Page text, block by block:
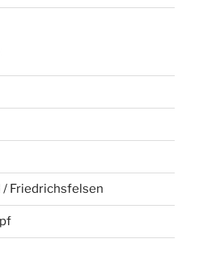
/ Friedrichsfelsen